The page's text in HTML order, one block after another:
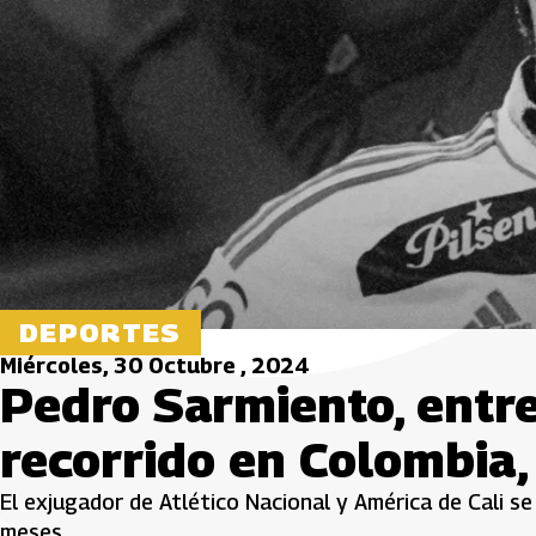
DEPORTES
Miércoles, 30 Octubre , 2024
Pedro Sarmiento,
recorrido en
El exjugador de Atlético Nacional y América de Cali